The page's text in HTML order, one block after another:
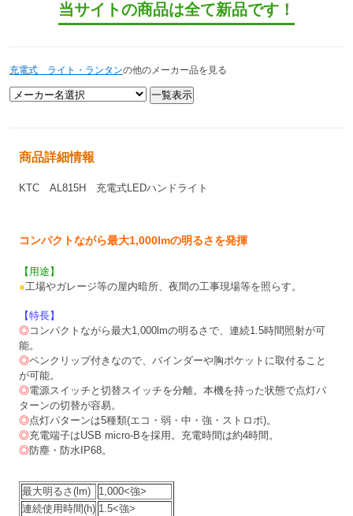
当サイトの商品は全て新品です！
充電式 ライト・ランタンの他のメーカー品を見る
商品詳細情報
KTC AL815H 充電式LEDハンドライト
コンパクトながら最大1,000lmの明るさを発揮
【用途】
●工場やガレージ等の屋内暗所、夜間の工事現場等を照らす。
【特長】
◎コンパクトながら最大1,000lmの明るさで、連続1.5時間照射が可
能。
◎ペンクリップ付きなので、バインダーや胸ポケットに取付ること
が可能。
◎電源スイッチと切替スイッチを分離。本機を持った状態で点灯パ
ターンの切替が容易。
◎点灯パターンは5種類(エコ・弱・中・強・ストロボ)。
◎充電端子はUSB micro-Bを採用。充電時間は約4時間。
◎防塵・防水IP68。
最大明るさ(lm)
1,000<強>
連続使用時間(h) 1.5<強>